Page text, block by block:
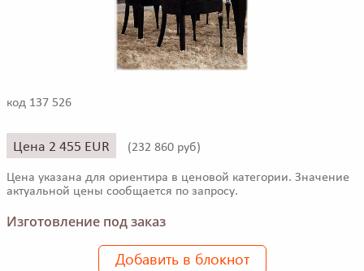
код 137 526
Цена 2 455 EUR (232 860 руб)
Цена указана для ориентира в ценовой категории. Значение
актуальной цены сообщается по запросу.
Изготовление под заказ
Добавить в блокнот